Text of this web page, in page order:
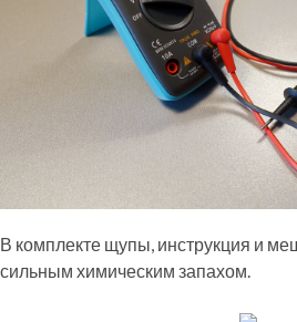
В комплекте щупы, инструкция и
сильным химическим запахом.